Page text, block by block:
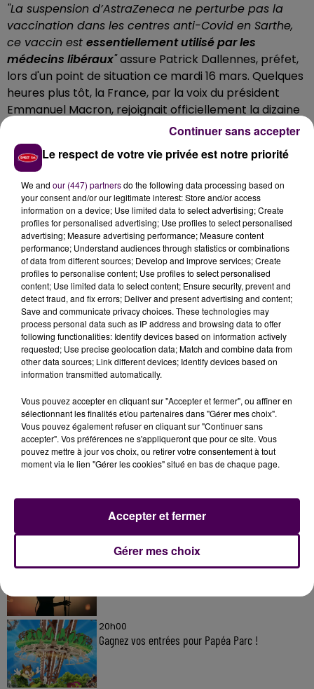
"La suspension d’AstraZeneca ne perturbe pas la
vaccination dans les centres anti-Covid en Sarthe,
ce vaccin est essentiellement utilisé par les
médecins libéraux"assure Patrick Dallennes, préfet,
lors d'un point de situation ce mardi 16 mars. Quelques
heures plus tôt, la France, par la voix du président
Emmanuel Macron, rejoignait officiellement la dizaine
de pays de l'Union européenne ayant décidé de
stopper momentanément l'usage du traitement
anglo-suédois contre le coronavirus suite à
l'apparition de quelques cas de thromboses
atypiques. Dans le département de la Sarthe,"80%
des personnes vaccinées l'ont été jusqu'à
maintenant avec le produit développé par Pfizer-
BioNTech, 18% avec celui d'AstraZeneca, soit 9 487
sujets, et 2% avec Moderna"détaille Patrick
Dallennes.
À LA UNE
Gagnez vos pass pour le V and B Fest' 2026 !
11 juillet 2026
Inscrivez-vous au casting The Voice & The Voice
20h00
Gagnez vos entrées pour Papéa Parc !
Le respect de votre vie privée est notre priorité
We and our (447) partnersdo the following data processing based on
your consent and/or our legitimate interest: Store and/or access
information on a device; Use limited data to select advertising; Create
profiles for personalised advertising; Use profiles to select personalised
advertising; Measure advertising performance; Measure content
performance; Understand audiences through statistics or combinations
of data from different sources; Develop and improve services; Create
profiles to personalise content; Use profiles to select personalised
content; Use limited data to select content; Ensure security, prevent and
detect fraud, and fix errors; Deliver and present advertising and content;
Save and communicate privacy choices. These technologies may
process personal data such as IP address and browsing data to offer
following functionalities: Identify devices based on information actively
requested; Use precise geolocation data; Match and combine data from
other data sources; Link different devices; Identify devices based on
information transmitted automatically.
Vous pouvez accepter en cliquant sur "Accepter et fermer", ou affiner en
sélectionnant les finalités et/ou partenaires dans "Gérer mes choix".
Vous pouvez également refuser en cliquant sur "Continuer sans
accepter". Vos préférences ne s'appliqueront que pour ce site. Vous
pouvez mettre à jour vos choix, ou retirer votre consentement à tout
moment via le lien "Gérer les cookies" situé en bas de chaque page.
Gérer mes choix
Accepter et fermer
Continuer sans accepter